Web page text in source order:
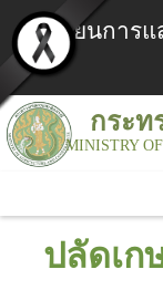
เปลี่ยนการแ
กระท
MINISTRY
ปลัดเก